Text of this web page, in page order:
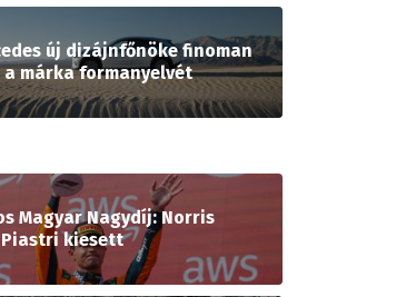
új dizájnfőnöke finoman
márka formanyelvét
Magyar Nagydíj: Norris
kiesett